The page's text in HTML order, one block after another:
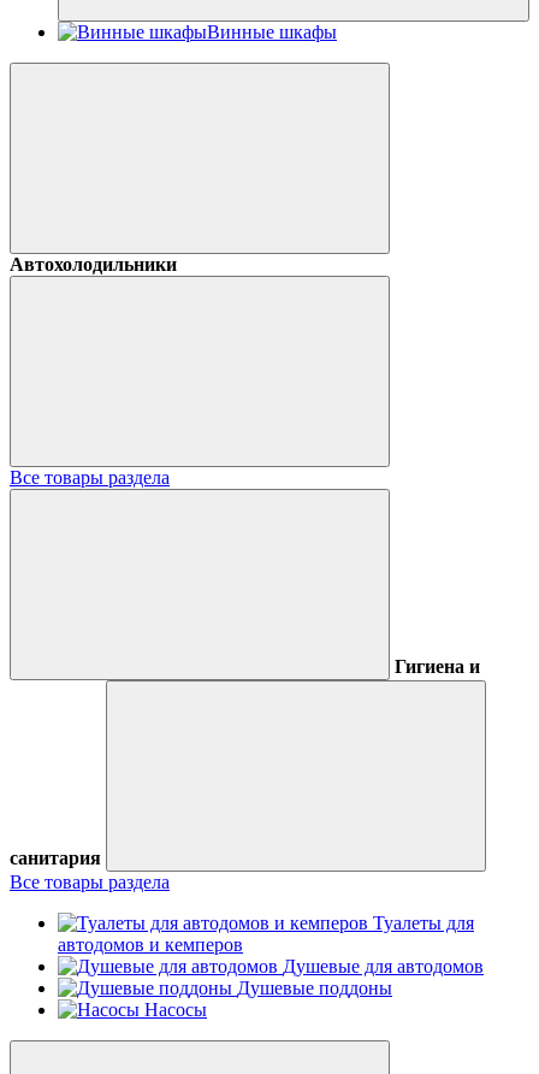
Винные шкафы
Автохолодильники
Все товары раздела
Гигиена и
санитария
Все товары раздела
Туалеты для
автодомов и кемперов
Душевые для автодомов
Душевые поддоны
Насосы